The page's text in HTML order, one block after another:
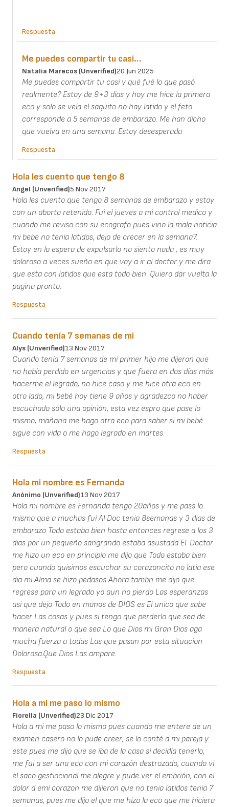
Respuesta
Me puedes compartir tu casi…
Natalia Marecos (unverified)20 Jun 2025
Me puedes compartir tu casi y qué fué lo que pasó
realmente? Estoy de 9+3 días y hoy me hice la primera
eco y solo se veía el saquito no hay latido y el feto
corresponde a 5 semanas de embarazo. Me han dicho
que vuelva en una semana. Estoy desesperada
Respuesta
Hola les cuento que tengo 8
Angel (unverified)5 Nov 2017
Hola les cuento que tengo 8 semanas de embarazo y estoy
con un aborto retenido. Fui el jueves a mi control medico y
cuando me reviso con su ecografo pues vino la mala noticia
mi bebe no tenia latidos, dejo de crecer en la semana7.
Estoy en la espera de expulsarlo no siento nada , es muy
doloroso a veces sueño en que voy a ir al doctor y me dira
que esta con latidos que esta todo bien. Quiero dar vuelta la
pagina pronto.
Respuesta
Cuando tenía 7 semanas de mi
Alys (unverified)13 Nov 2017
Cuando tenía 7 semanas de mi primer hijo me dijeron que
no había perdido en urgencias y que fuera en dos días más
hacerme el legrado, no hice caso y me hice otra eco en
otro lado, mi bebé hoy tiene 9 años y agradezco no haber
escuchado sólo una opinión, esta vez espro que pase lo
mismo, mañana me hago otra eco para saber si mi bebé
sigue con vida o me hago legrado en martes.
Respuesta
Hola mi nombre es Fernanda
Anónimo (unverified)13 Nov 2017
Hola mi nombre es Fernanda tengo 20años y me pass lo
mismo que a muchas fui Al Doc tenia 8semanas y 3 dias de
embarazo Todo estaba bien hasta entonces regrese a los 3
dias por un pequeño sangrando estaba asustada El. Doctor
me hizo un eco en principio me dijo que Todo estaba bien
pero cuando quisimos escuchar su corazoncito no latia ese
dia mi Alma se hizo pedasos Ahora tambn me dijo que
regrese para un legrado yo aun no pierdo Las esperanzas
asi que dejo Todo en manos de DIOS es El unico que sabe
hacer Las cosas y pues si tengo que perderlo que sea de
manera natural o que sea Lo que Dios mi Gran Dios aga
mucha fuerza a todas Las que pasan por esta situacion
Dolorosa.Que Dios Las ampare.
Respuesta
Hola a mi me paso lo mismo
Fiorella (unverified)23 Dic 2017
Hola a mi me paso lo mismo pues cuando me entere de un
examen casero no lo pude creer, se lo conté a mi pareja y
este pues me dijo que se iba de la casa si decidía tenerlo,
me fui a ser una eco con mi corazón destrozado, cuando vi
el saco gestiocional me alegre y pude ver el embrión, con el
dolor d emi corazon me dijieron que no tenia latidos tenia 7
semanas, pues me dijo el que me hizo la eco que me hiciera